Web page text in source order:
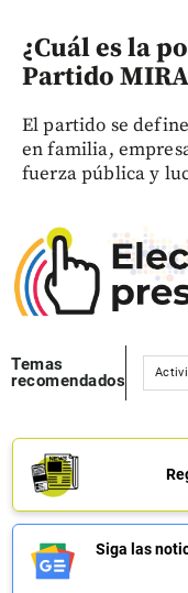
¿Cuál es la
Partido
El partido se
en familia,
fuerza pública y
Temas
recomendados
Siga las